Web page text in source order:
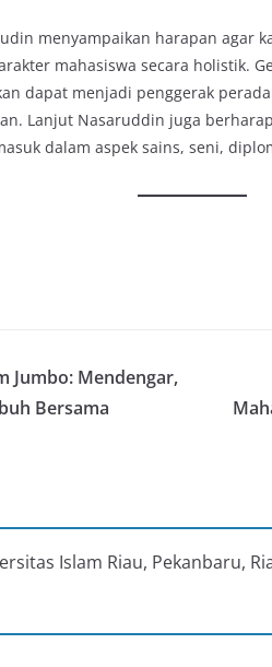
menyampaikan harapan agar
mahasiswa secara holistik.
dapat menjadi penggerak
Lanjut Nasaruddin juga
dalam aspek sains, seni,
Jumbo: Mendengar,
Bersama
Islam Riau, Pekanbaru,